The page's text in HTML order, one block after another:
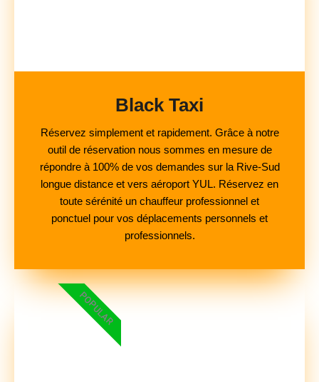
Black Taxi
Réservez simplement et rapidement. Grâce à notre
outil de réservation nous sommes en mesure de
répondre à 100% de vos demandes sur la Rive-Sud
longue distance et vers aéroport YUL. Réservez en
toute sérénité un chauffeur professionnel et
ponctuel pour vos déplacements personnels et
professionnels.
POPULAR